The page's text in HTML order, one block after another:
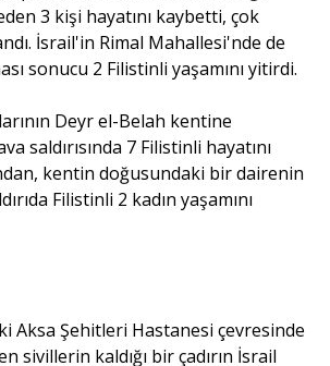
Dosya Haber
Ankara Analiz
3 kişi hayatını kaybetti, çok
İsrail'in Rimal Mahallesi'nde de
sonucu 2 Filistinli yaşamını yitirdi.
Deyr el-Belah kentine
saldırısında 7 Filistinli hayatını
kentin doğusundaki bir dairenin
Filistinli 2 kadın yaşamını
Aksa Şehitleri Hastanesi çevresinde
sivillerin kaldığı bir çadırın İsrail